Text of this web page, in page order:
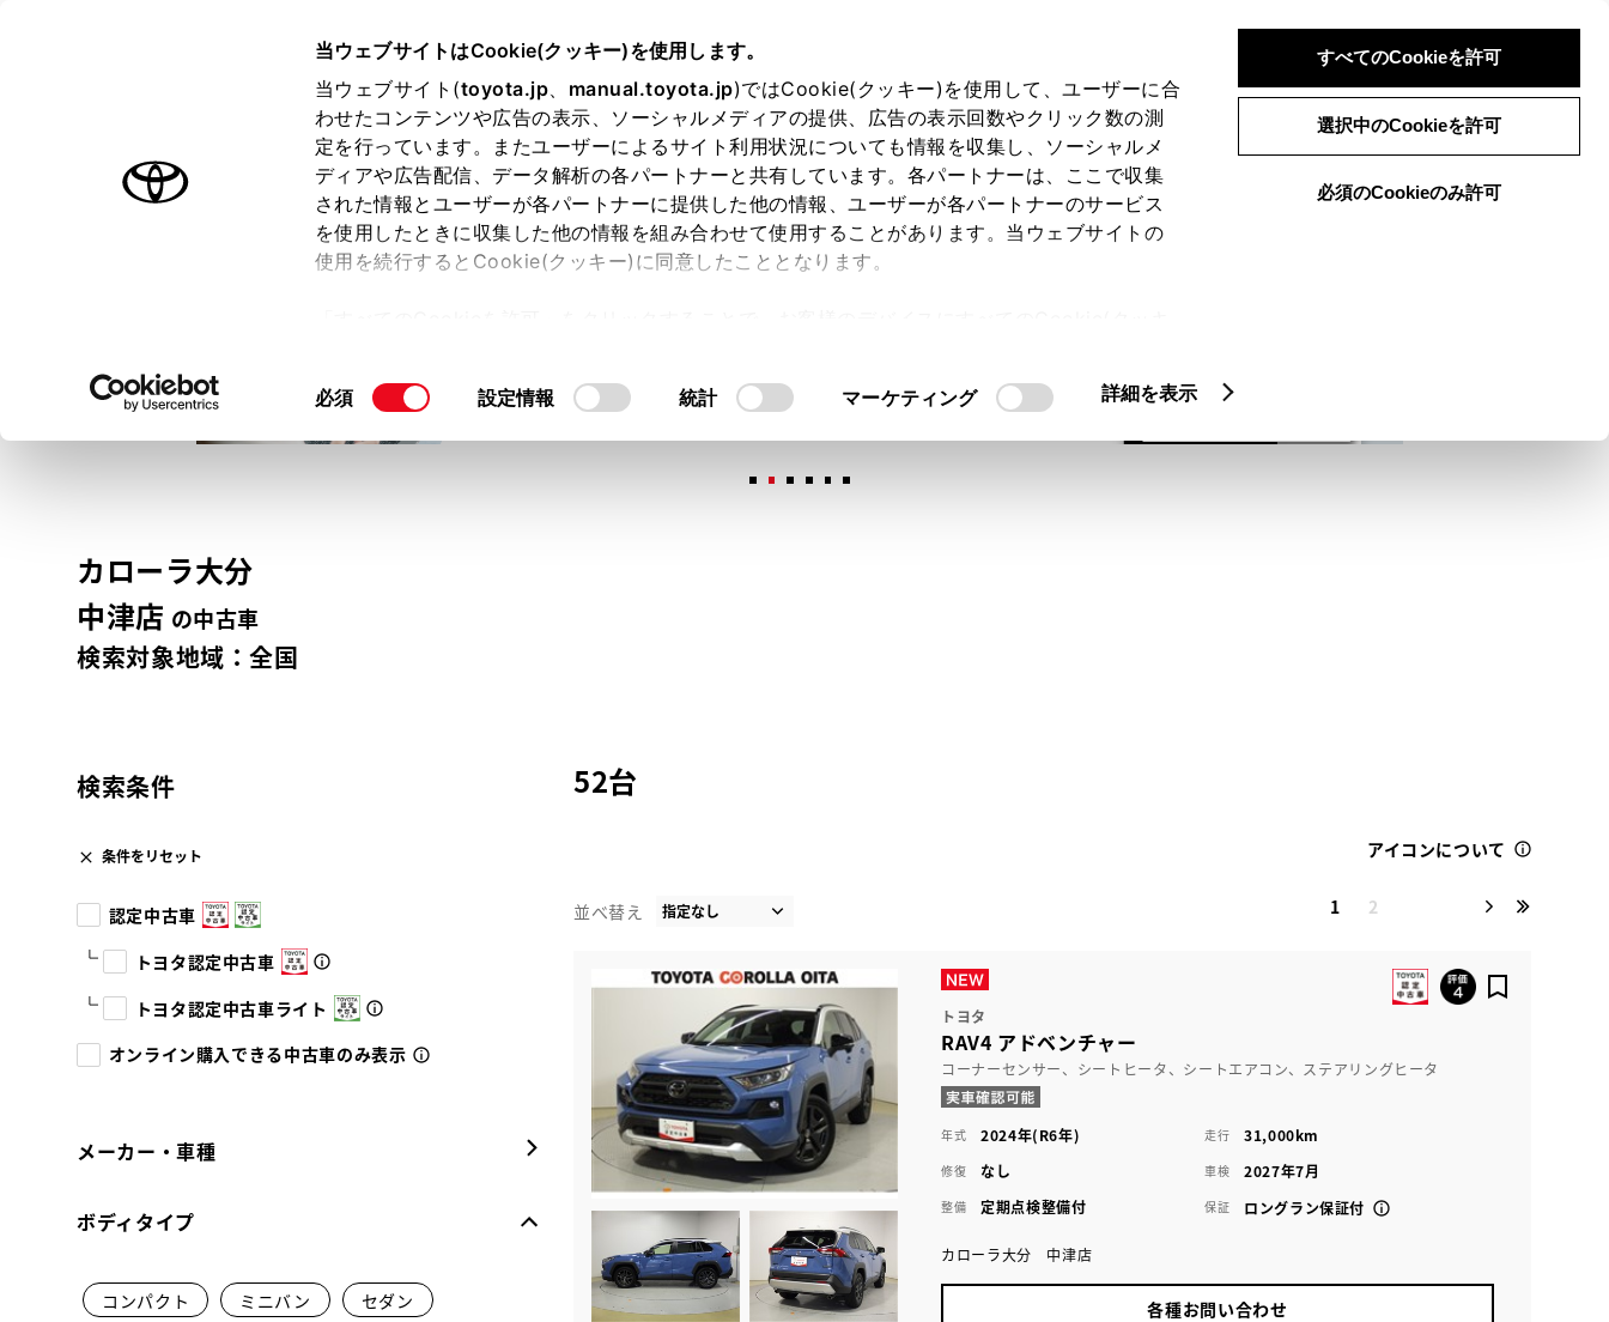
当ウェブサイトはCookie(クッキー)を使用します。
当ウェブサイト(toyota.jp、 manual.toyota.jp)ではCookie(クッキー)を使用して、ユーザーに合
わせたコンテンツや広告の表示、ソーシャルメディアの提供、広告の表示回数やクリック数の測
定を行っています。またユーザーによるサイト利用状況についても情報を収集し、ソーシャルメ
ディアや広告配信、データ解析の各パートナーと共有しています。各パートナーは、ここで収集
された情報とユーザーが各パートナーに提供した他の情報、ユーザーが各パートナーのサービス
を使用したときに収集した他の情報を組み合わせて使用することがあります。当ウェブサイトの
使用を続行するとCookie(クッキー)に同意したこととなります。
て」をご覧ください。
同
必須 設定情報 統計 マーケティング 詳細を表示
すべてのCookieを許可
選択中のCookieを許可
必須のCookieのみ許可
ログイン 検索 メニュー
オーナーサポート トピックス
トヨタ認定中古車 メニュー
トヨタ認定中古車の魅力 3つの買い方 オンライン購入お気に入り 保存した見積り
カローラ大分
中津店 の中古車
検索対象地域：全国
検索条件
条件をリセット
認定中古車
トヨタ認定中古車
トヨタ認定中古車ライト
オンライン購入できる中古車のみ表示
メーカー・車種
ボディタイプ
コンパクト ミニバン セダン
52台
アイコンについて
並べ替え 1 2
トヨタ
RAV4 アドベンチャー
コーナーセンサー、シートヒータ、シートエアコン、ステアリングヒータ
年式 2024年(R6年) 走行 31,000km
修復 なし 車検 2027年7月
整備 定期点検整備付 保証 ロングラン保証付
カローラ大分 中津店
各種お問い合わせ